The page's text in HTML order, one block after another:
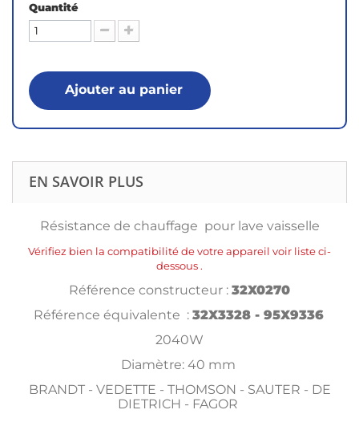
Quantité
Ajouter au panier
EN SAVOIR PLUS
Résistance de chauffage pour lave vaisselle
Vérifiez bien la compatibilité de votre appareil voir liste ci-
dessous .
Référence constructeur : 32X0270
Référence équivalente : 32X3328 - 95X9336
2040W
Diamètre: 40 mm
BRANDT - VEDETTE - THOMSON - SAUTER - DE
DIETRICH - FAGOR